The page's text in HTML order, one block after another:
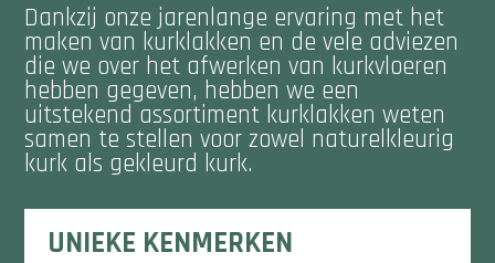
Dankzij onze jarenlange ervaring met het
maken van kurklakken en de vele adviezen
die we over het afwerken van kurkvloeren
hebben gegeven, hebben we een
uitstekend assortiment kurklakken weten
samen te stellen voor zowel naturelkleurig
kurk als gekleurd kurk.
UNIEKE KENMERKEN